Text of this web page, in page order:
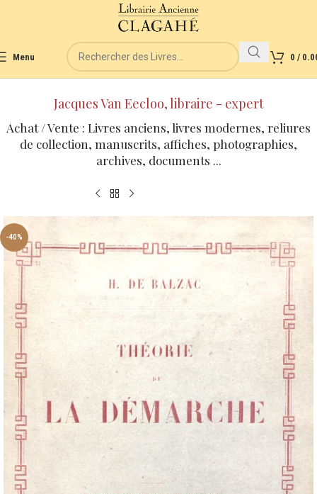
Menu 0 /
Jacques Van Eecloo, libraire - expert
Achat / Vente : Livres anciens, livres modernes, reliures
de collection, manuscrits, affiches, photographies,
archives, documents ...
-40%